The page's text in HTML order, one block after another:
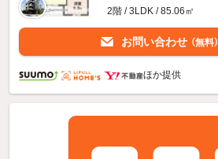
2階 / 3LDK / 85.06㎡
お問い合わせ （無料）
ほか提供